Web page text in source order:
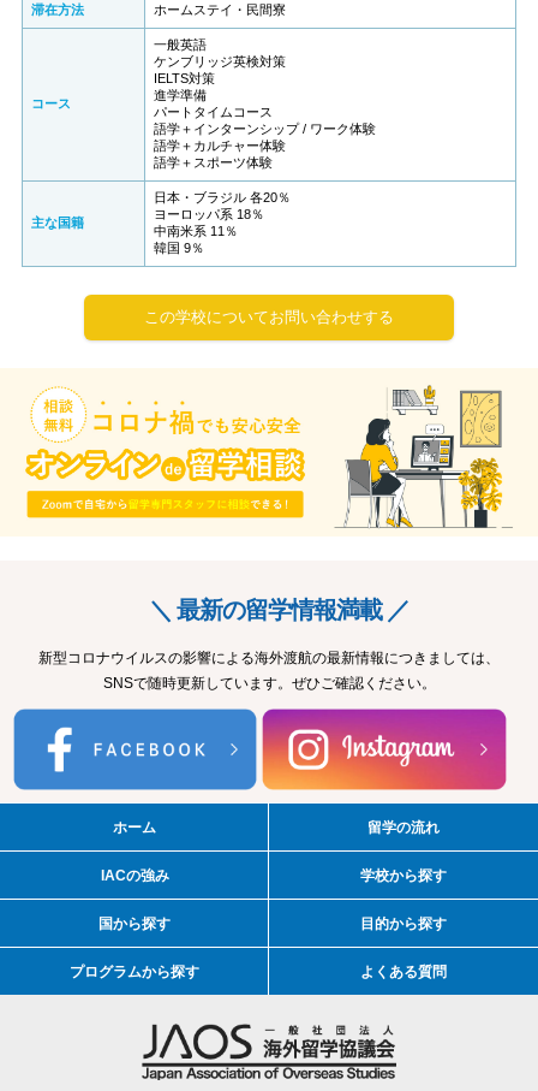
滞在方法 ホームステイ・民間寮
コース
一般英語
ケンブリッジ英検対策
IELTS対策
進学準備
パートタイムコース
語学＋インターンシップ / ワーク体験
語学＋カルチャー体験
語学＋スポーツ体験
主な国籍
日本・ブラジル 各20％
ヨーロッパ系 18％
中南米系 11％
韓国 9％
この学校についてお問い合わせする
＼ 最新の留学情報満載 ／
新型コロナウイルスの影響による海外渡航の最新情報につきましては、
SNSで随時更新しています。ぜひご確認ください。
ホーム 留学の流れ
IACの強み 学校から探す
国から探す 目的から探す
プログラムから探す よくある質問